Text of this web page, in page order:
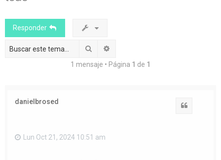
Responder
Buscar
1 mensaje • Página 1 de 1
danielbrosed
Lun Oct 21, 2024 10:51 am